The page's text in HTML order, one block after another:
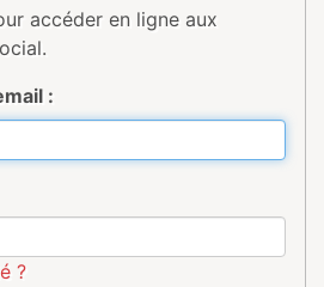
accéder en ligne aux
:
?